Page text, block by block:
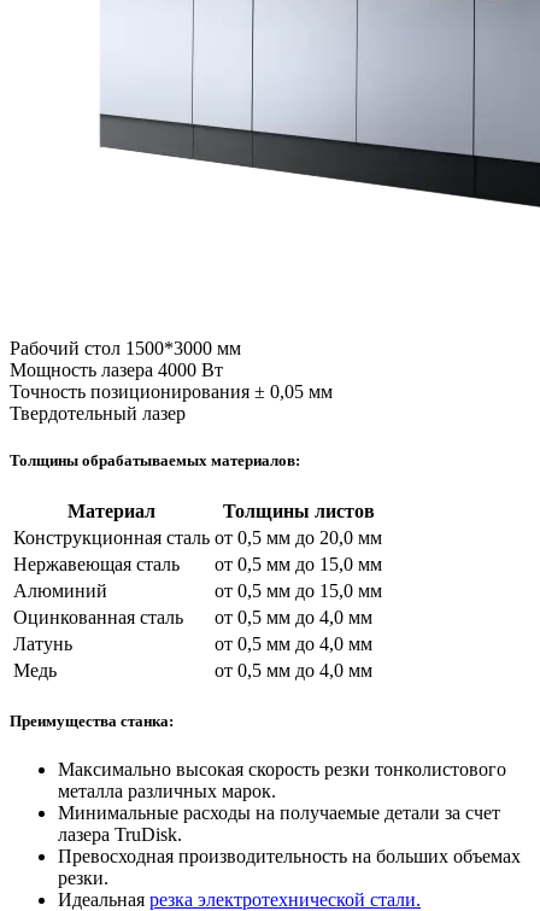
Рабочий стол 1500*3000 мм
Мощность лазера 4000 Вт
Точность позиционирования ± 0,05 мм
Твердотельный лазер
Толщины обрабатываемых материалов:
Материал
Толщины листов
Конструкционная сталь от 0,5 мм до 20,0 мм
Нержавеющая сталь
от 0,5 мм до 15,0 мм
Алюминий
от 0,5 мм до 15,0 мм
Оцинкованная сталь
от 0,5 мм до 4,0 мм
Латунь
от 0,5 мм до 4,0 мм
Медь
от 0,5 мм до 4,0 мм
Преимущества станка:
Максимально высокая скорость резки тонколистового
металла различных марок.
Минимальные расходы на получаемые детали за счет
лазера TruDisk.
Превосходная производительность на больших объемах
резки.
Идеальная резка электротехнической стали.